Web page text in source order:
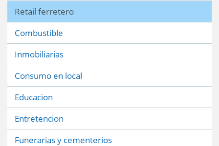
Retail ferretero
Combustible
Inmobiliarias
Consumo en local
Educacion
Entretencion
Funerarias y cementerios